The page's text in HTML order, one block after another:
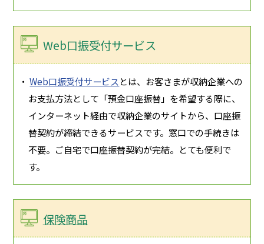
Web口振受付サービス
・Web口振受付サービス とは、お客さまが収納企業への
お支払方法として「預金口座振替」を希望する際に、
インターネット経由で収納企業のサイトから、口座振
替契約が締結できるサービスです。窓口での手続きは
不要。ご自宅で口座振替契約が完結。とても便利で
す。
保険商品